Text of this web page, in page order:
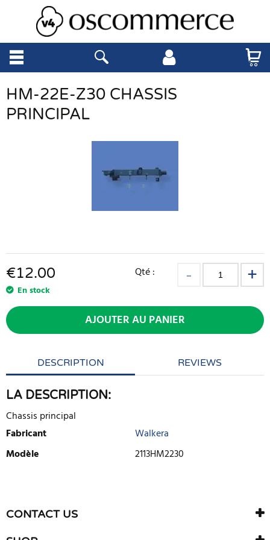
HM-22E-Z30 CHASSIS
PRINCIPAL
€12.00
En stock
Qté :
AJOUTER AU PANIER
DESCRIPTION REVIEWS
LA DESCRIPTION:
Chassis principal
Fabricant
Walkera
Modèle
2113HM2230
Il n'y a aucun avis sur ce produit. Soyez le premier à écrire un
avis
CONTACT US